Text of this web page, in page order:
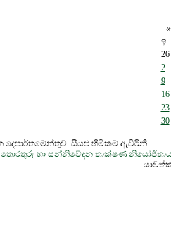
«
ඉ
26
2
9
16
23
30
දෙපාර්තමේන්තුව. සියළු හිමිකම් ඇවිරිනි.
තොරතුරු හා සන්නිවේදන තාක්ෂණ